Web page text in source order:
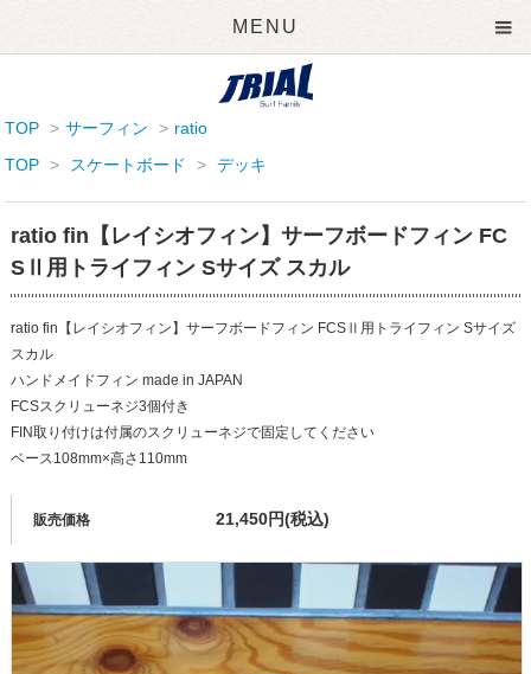
MENU
TOP > サーフィン > ratio
TOP > スケートボード > デッキ
ratio fin【レイシオフィン】サーフボードフィン FC
SⅡ用トライフィン Sサイズ スカル
ratio fin【レイシオフィン】サーフボードフィン FCSⅡ用トライフィン Sサイズ
スカル
ハンドメイドフィン made in JAPAN
FCSスクリューネジ3個付き
FIN取り付けは付属のスクリューネジで固定してください
ベース108mm×高さ110mm
販売価格 21,450円(税込)